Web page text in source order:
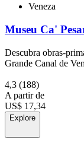
Veneza
Museu Ca'
Descubra obras-
Grande Canal de
4,3 (188)
A partir de
US$ 17,34
Explore